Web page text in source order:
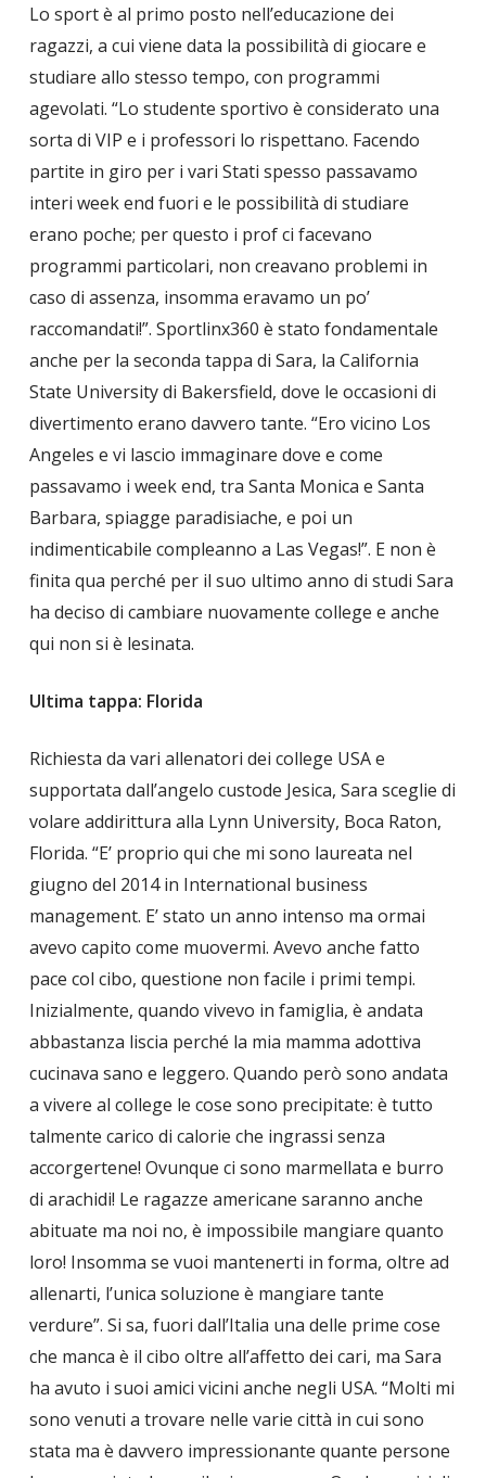
Lo sport è al primo posto nell’educazione dei
ragazzi, a cui viene data la possibilità di giocare e
studiare allo stesso tempo, con programmi
agevolati. “Lo studente sportivo è considerato una
sorta di VIP e i professori lo rispettano. Facendo
partite in giro per i vari Stati spesso passavamo
interi week end fuori e le possibilità di studiare
erano poche; per questo i prof ci facevano
programmi particolari, non creavano problemi in
caso di assenza, insomma eravamo un po’
raccomandati!”. Sportlinx360 è stato fondamentale
anche per la seconda tappa di Sara, la California
State University di Bakersfield, dove le occasioni di
divertimento erano davvero tante. “Ero vicino Los
Angeles e vi lascio immaginare dove e come
passavamo i week end, tra Santa Monica e Santa
Barbara, spiagge paradisiache, e poi un
indimenticabile compleanno a Las Vegas!”. E non è
finita qua perché per il suo ultimo anno di studi Sara
ha deciso di cambiare nuovamente college e anche
qui non si è lesinata.
Ultima tappa: Florida
Richiesta da vari allenatori dei college USA e
supportata dall’angelo custode Jesica, Sara sceglie di
volare addirittura alla Lynn University, Boca Raton,
Florida. “E’ proprio qui che mi sono laureata nel
giugno del 2014 in International business
management. E’ stato un anno intenso ma ormai
avevo capito come muovermi. Avevo anche fatto
pace col cibo, questione non facile i primi tempi.
Inizialmente, quando vivevo in famiglia, è andata
abbastanza liscia perché la mia mamma adottiva
cucinava sano e leggero. Quando però sono andata
a vivere al college le cose sono precipitate: è tutto
talmente carico di calorie che ingrassi senza
accorgertene! Ovunque ci sono marmellata e burro
di arachidi! Le ragazze americane saranno anche
abituate ma noi no, è impossibile mangiare quanto
loro! Insomma se vuoi mantenerti in forma, oltre ad
allenarti, l’unica soluzione è mangiare tante
verdure”. Si sa, fuori dall’Italia una delle prime cose
che manca è il cibo oltre all’affetto dei cari, ma Sara
ha avuto i suoi amici vicini anche negli USA. “Molti mi
sono venuti a trovare nelle varie città in cui sono
stata ma è davvero impressionante quante persone